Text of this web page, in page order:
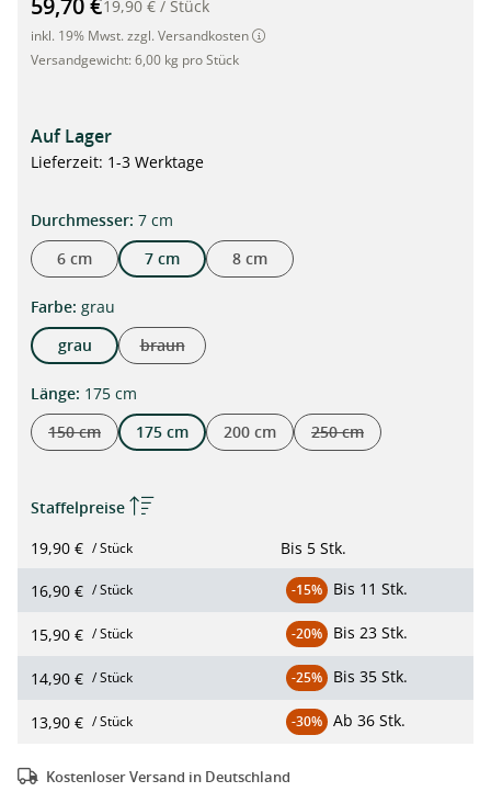
59,70 €19,90 € / Stück
inkl. 19% Mwst. zzgl. Versandkosten
Versandgewicht: 6,00 kg pro Stück
Auf Lager
Lieferzeit: 1-3 Werktage
Durchmesserauswählen
: 7 cm
6 cm
7 cm 8 cm
Farbeauswählen
: grau
grau
braun
(Diese Option ist zurzeit nicht verfügbar.)
Längeauswählen
: 175 cm
150 cm
(Diese Option ist zurzeit nicht verfügbar.)
175 cm 200 cm 250 cm
(Diese Option ist
Staffelpreise
19,90 € / Stück Bis 5 Stk.
16,90 € / Stück -15% Bis 11 Stk.
15,90 € / Stück -20% Bis 23 Stk.
14,90 € / Stück -25% Bis 35 Stk.
13,90 € / Stück -30% Ab 36 Stk.
Kostenloser Versand in Deutschland